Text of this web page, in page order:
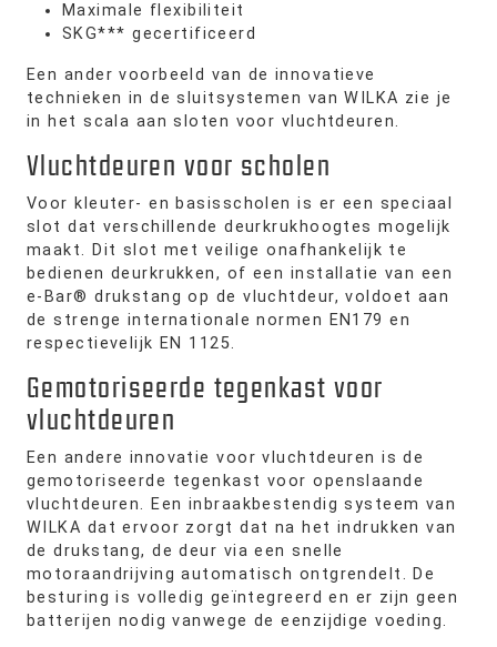
Maximale flexibiliteit
SKG*** gecertificeerd
Een ander voorbeeld van de innovatieve
technieken in de sluitsystemen van WILKA zie je
in het scala aan sloten voor vluchtdeuren.
Vluchtdeuren voor scholen
Voor kleuter- en basisscholen is er een speciaal
slot dat verschillende deurkrukhoogtes mogelijk
maakt. Dit slot met veilige onafhankelijk te
bedienen deurkrukken, of een installatie van een
e-Bar® drukstang op de vluchtdeur, voldoet aan
de strenge internationale normen EN179 en
respectievelijk EN 1125.
Gemotoriseerde tegenkast voor
vluchtdeuren
Een andere innovatie voor vluchtdeuren is de
gemotoriseerde tegenkast voor openslaande
vluchtdeuren. Een inbraakbestendig systeem van
WILKA dat ervoor zorgt dat na het indrukken van
de drukstang, de deur via een snelle
motoraandrijving automatisch ontgrendelt. De
besturing is volledig geïntegreerd en er zijn geen
batterijen nodig vanwege de eenzijdige voeding.